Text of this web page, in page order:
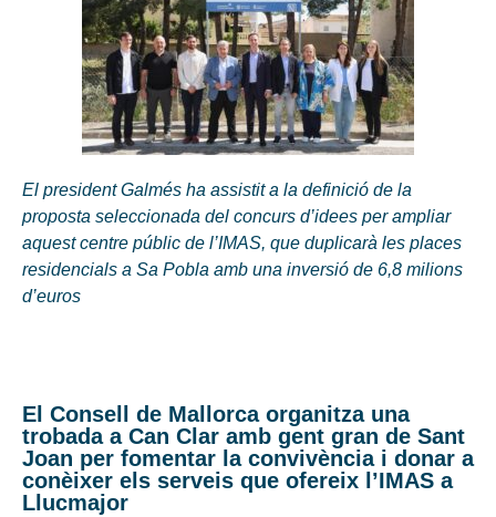
El president Galmés ha assistit a la definició de la
proposta seleccionada del concurs d’idees per ampliar
aquest centre públic de l’IMAS, que duplicarà les places
residencials a Sa Pobla amb una inversió de 6,8 milions
d’euros
El Consell de Mallorca organitza una
trobada a Can Clar amb gent gran de Sant
Joan per fomentar la convivència i donar a
conèixer els serveis que ofereix l’IMAS a
Llucmajor